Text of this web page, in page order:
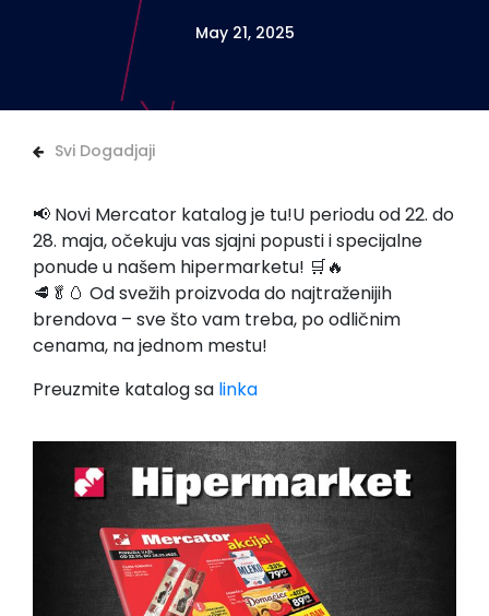
May 21, 2025
Svi Dogadjaji
📢 Novi Mercator katalog je tu!U periodu od 22. do
28. maja, očekuju vas sjajni popusti i specijalne
ponude u našem hipermarketu! 🛒🔥
🥩🥬🥚 Od svežih proizvoda do najtraženijih
brendova – sve što vam treba, po odličnim
cenama, na jednom mestu!
Preuzmite katalog sa linka